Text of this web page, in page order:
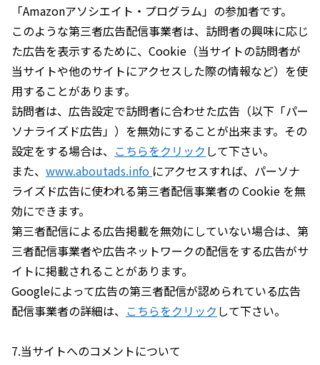
「Amazonアソシエイト・プログラム」の参加者です。
このような第三者広告配信事業者は、訪問者の興味に応じ
た広告を表示するために、Cookie（当サイトの訪問者が
当サイトや他のサイトにアクセスした際の情報など）を使
用することがあります。
訪問者は、広告設定で訪問者に合わせた広告（以下「パー
ソナライズド広告」）を無効にすることが出来ます。その
設定をする場合は、 こちらをクリック して下さい。
また、 www.aboutads.info にアクセスすれば、パーソナ
ライズド広告に使われる第三者配信事業者の Cookie を無
効にできます。
第三者配信による広告掲載を無効にしていない場合は、第
三者配信事業者や広告ネットワークの配信をする広告がサ
イトに掲載されることがあります。
Googleによって広告の第三者配信が認められている広告
配信事業者の詳細は、 こちらをクリック して下さい。
7.当サイトへのコメントについて